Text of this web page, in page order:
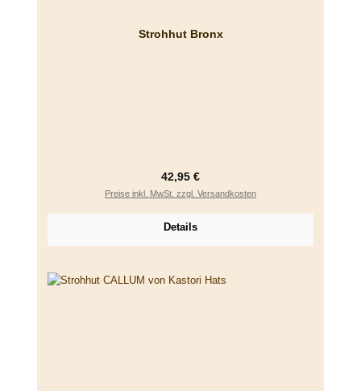
Strohhut Bronx
Regulärer Preis:
42,95 €
Preise inkl. MwSt. zzgl. Versandkosten
Details